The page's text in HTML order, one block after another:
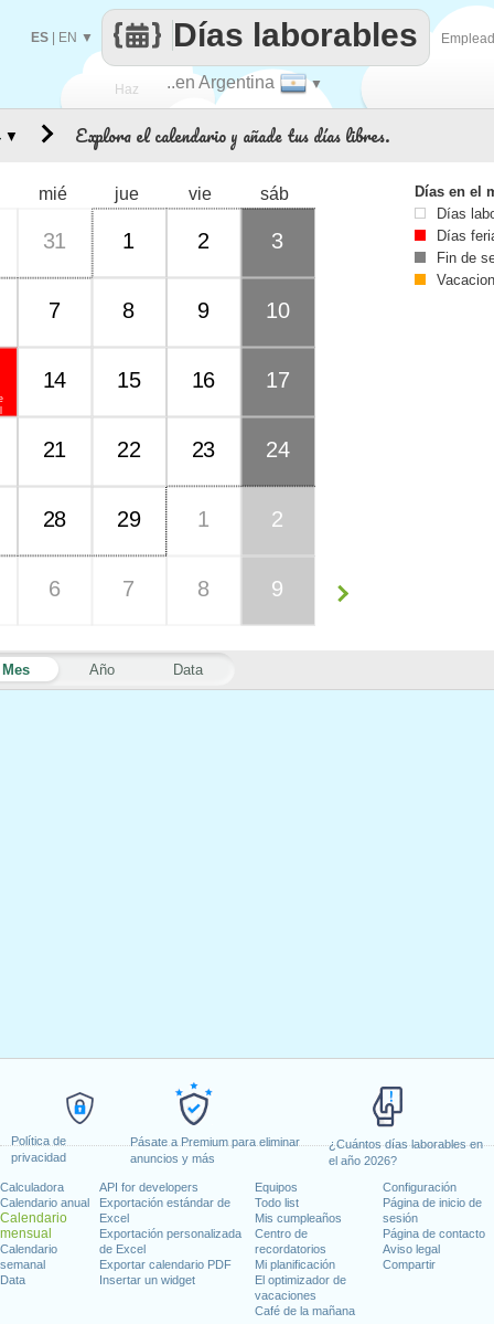
Política de
privacidad
Pásate a Premium para eliminar
anuncios y más
¿Cuántos días laborables en
el año 2026?
Calculadora
Calendario anual
Calendario
mensual
Calendario
semanal
Data
API for developers
Exportación estándar de
Excel
Exportación personalizada
de Excel
Exportar calendario PDF
Insertar un widget
Equipos
Todo list
Mis cumpleaños
Centro de
recordatorios
Mi planificación
El optimizador de
vacaciones
Café de la mañana
Configuración
Página de inicio de
sesión
Página de contacto
Aviso legal
Compartir
Haz ..en Argentina ▼
Días laborables
ES EN ▼
Explora el calendario y añade tus días libres.
Mes Año Data
mié jue vie sáb
31 1 2 3
7 8 9 10
14 15 16 17
21 22 23 24
28 29 1 2
6 7 8 9
▼
Días en el
Días
Días
Fin de